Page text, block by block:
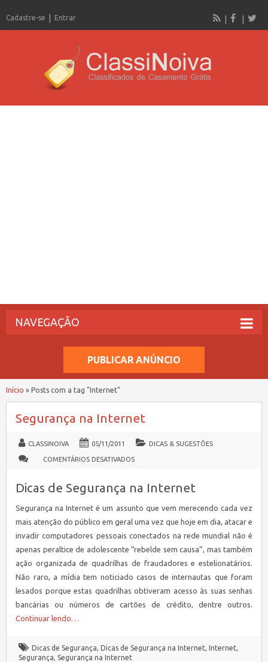
Cadastre-se Entrar
NAVEGAÇÃO
PUBLICAR ANÚNCIO
Início » Posts com a tag "Internet"
Segurança na Internet
CLASSINOIVA 05/11/2011 DICAS & SUGESTÕES
COMENTÁRIOS DESATIVADOS
Dicas de Segurança na Internet
Segurança na Internet é um assunto que vem merecendo cada vez
mais atenção do público em geral uma vez que hoje em dia, atacar e
invadir computadores pessoais conectados na rede mundial não é
apenas peraltice de adolescente “rebelde sem causa”, mas também
ação organizada de quadrilhas de fraudadores e estelionatários.
Não raro, a mídia tem noticiado casos de internautas que foram
lesados porque estas quadrilhas obtiveram acesso às suas senhas
bancárias ou números de cartões de crédito, dentre outros.
Continuar lendo…
Dicas de Segurança, Dicas de Segurança na Internet, Internet,
Segurança, Segurança na Internet